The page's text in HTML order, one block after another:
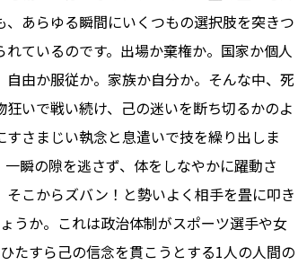
、あらゆる瞬間にいくつもの選択肢を突きつ
れているのです。出場か棄権か。国家か個人
自由か服従か。家族か自分か。そんな中、死
狂いで戦い続け、己の迷いを断ち切るかのよ
すさまじい執念と息遣いで技を繰り出しま
一瞬の隙を逃さず、体をしなやかに躍動さ
そこからズバン！と勢いよく相手を畳に叩き
うか。これは政治体制がスポーツ選手や女
たすら己の信念を貫こうとする1人の人間の